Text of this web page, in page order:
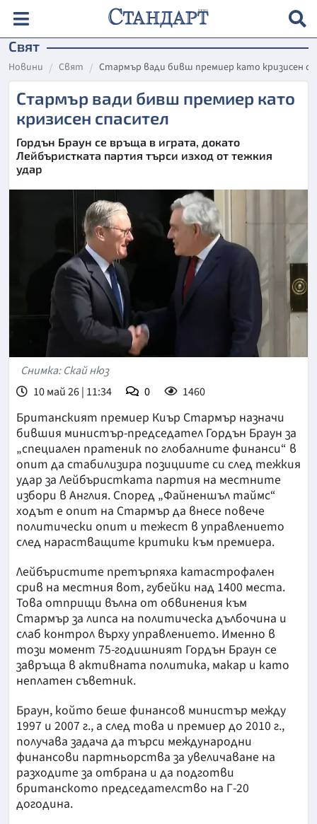
Свят
Новини Свят Стармър вади бивш премиер като кризисен
Стармър вади бивш премиер като
кризисен спасител
Гордън Браун се връща в играта, докато
Лейбъристката партия търси изход от тежкия
удар
Снимка: Скай нюз
10 май 26 | 11:34
0 1460
Британският премиер Киър Стармър назначи
бившия министър-председател Гордън Браун за
„специален пратеник по глобалните финанси“ в
опит да стабилизира позициите си след тежкия
удар за Лейбъристката партия на местните
избори в Англия. Според „Файненшъл таймс“
ходът е опит на Стармър да внесе повече
политически опит и тежест в управлението
след нарастващите критики към премиера.
Лейбъристите претърпяха катастрофален
срив на местния вот, губейки над 1400 места.
Това отприщи вълна от обвинения към
Стармър за липса на политическа дълбочина и
слаб контрол върху управлението. Именно в
този момент 75-годишният Гордън Браун се
завръща в активната политика, макар и като
неплатен съветник.
Браун, който беше финансов министър между
1997 и 2007 г., а след това и премиер до 2010 г.,
получава задача да търси международни
финансови партньорства за увеличаване на
разходите за отбрана и да подготви
британското председателство на Г-20
догодина.